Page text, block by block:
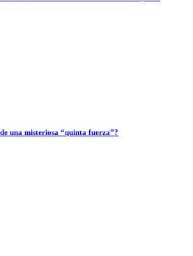
una misteriosa “quinta fuerza”?